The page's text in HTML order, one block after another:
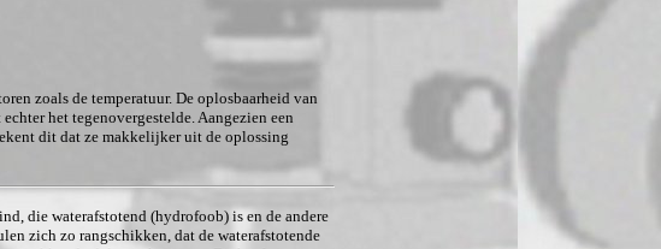
zoals de temperatuur. De oplosbaarheid van
het tegenovergestelde. Aangezien een
dit dat ze makkelijker uit de oplossing
die waterafstotend (hydrofoob) is en de andere
zich zo rangschikken, dat de waterafstotende